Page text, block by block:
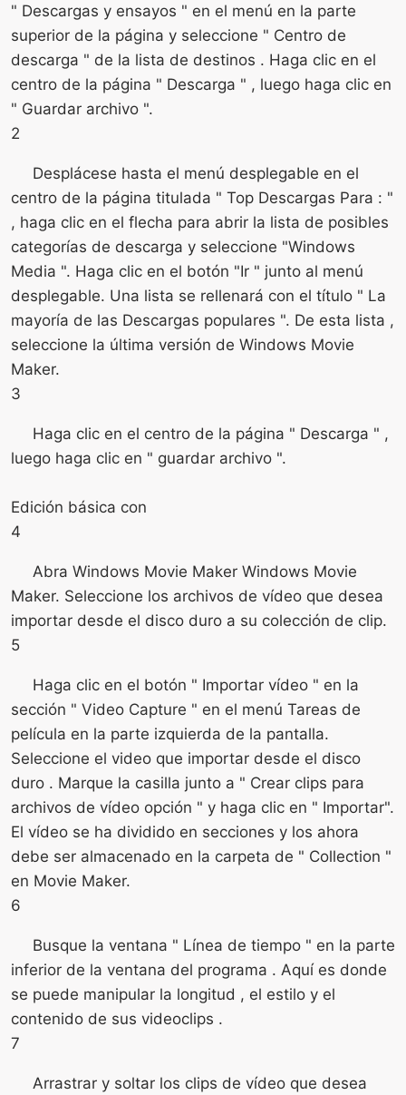
" Descargas y ensayos " en el menú en la parte
superior de la página y seleccione " Centro de
descarga " de la lista de destinos . Haga clic en el
centro de la página " Descarga " , luego haga clic en
" Guardar archivo ".
2
Desplácese hasta el menú desplegable en el
centro de la página titulada " Top Descargas Para : "
, haga clic en el flecha para abrir la lista de posibles
categorías de descarga y seleccione "Windows
Media ". Haga clic en el botón "Ir " junto al menú
desplegable. Una lista se rellenará con el título " La
mayoría de las Descargas populares ". De esta lista ,
seleccione la última versión de Windows Movie
Maker.
3
Haga clic en el centro de la página " Descarga " ,
luego haga clic en " guardar archivo ".
Edición básica con
4
Abra Windows Movie Maker Windows Movie
Maker. Seleccione los archivos de vídeo que desea
importar desde el disco duro a su colección de clip.
5
Haga clic en el botón " Importar vídeo " en la
sección " Video Capture " en el menú Tareas de
película en la parte izquierda de la pantalla.
Seleccione el video que importar desde el disco
duro . Marque la casilla junto a " Crear clips para
archivos de vídeo opción " y haga clic en " Importar".
El vídeo se ha dividido en secciones y los ahora
debe ser almacenado en la carpeta de " Collection "
en Movie Maker.
6
Busque la ventana " Línea de tiempo " en la parte
inferior de la ventana del programa . Aquí es donde
se puede manipular la longitud , el estilo y el
contenido de sus videoclips .
7
Arrastrar y soltar los clips de vídeo que desea